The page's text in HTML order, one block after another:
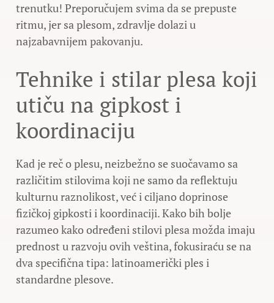
trenutku! Preporučujem svima da se prepuste
ritmu, jer sa plesom, zdravlje dolazi u
najzabavnijem pakovanju.
Tehnike i stilar plesa koji
utiču na gipkost i
koordinaciju
Kad je reč o plesu, neizbežno se suočavamo sa
različitim stilovima koji ne samo da reflektuju
kulturnu raznolikost, već i ciljano doprinose
fizičkoj gipkosti i koordinaciji. Kako bih bolje
razumeo kako određeni stilovi plesa možda imaju
prednost u razvoju ovih veština, fokusiraću se na
dva specifična tipa: latinoamerički ples i
standardne plesove.